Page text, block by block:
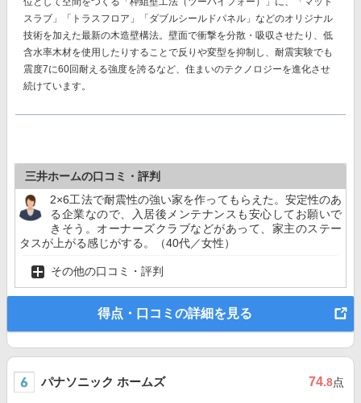
スラブ」「トラスフロア」「ダブルシールドパネル」などのオリジナル
技術を加えた最新の木造壁構法。壁面で衝撃を分散・吸収させたり、低
含水率木材を使用したりすることで反りや変型を抑制し、耐震実験でも
震度7に60回耐える強度を誇るなど、住まいのテクノロジーを進化させ
続けています。
三井ホームの口コミ・評判
2×6工法で耐震性の強い家を作ってもらえた。安定性のあ
る企業なので、入居後メンテナンスも安心してお願いで
きそう。オーナーズクラブなどがあって、家主のステー
タスが上がる感じがする。（40代／女性）
その他の口コミ・評判
得点・口コミの詳細を見る
パナソニック ホームズ 74.8点